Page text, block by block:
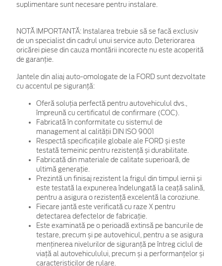
suplimentare sunt necesare pentru instalare.
NOTĂ IMPORTANTĂ: Instalarea trebuie să se facă exclusiv
de un specialist din cadrul unui service auto. Deteriorarea
oricărei piese din cauza montării incorecte nu este acoperită
de garanţie.
Jantele din aliaj auto-omologate de la FORD sunt dezvoltate
cu accentul pe siguranță:
Oferă soluția perfectă pentru autovehiculul dvs.,
împreună cu certificatul de confirmare (COC).
Fabricată în conformitate cu sistemul de
management al calității DIN ISO 9001
Respectă specificațiile globale ale FORD și este
testată temeinic pentru rezistență și durabilitate.
Fabricată din materiale de calitate superioară, de
ultimă generație.
Prezintă un finisaj rezistent la frigul din timpul iernii și
este testată la expunerea îndelungată la ceață salină,
pentru a asigura o rezistență excelentă la coroziune.
Fiecare jantă este verificată cu raze X pentru
detectarea defectelor de fabricație.
Este examinată pe o perioadă extinsă pe bancurile de
testare, precum și pe autovehicul, pentru a se asigura
menținerea nivelurilor de siguranță pe întreg ciclul de
viață al autovehiculului, precum și a performanțelor și
caracteristicilor de rulare.